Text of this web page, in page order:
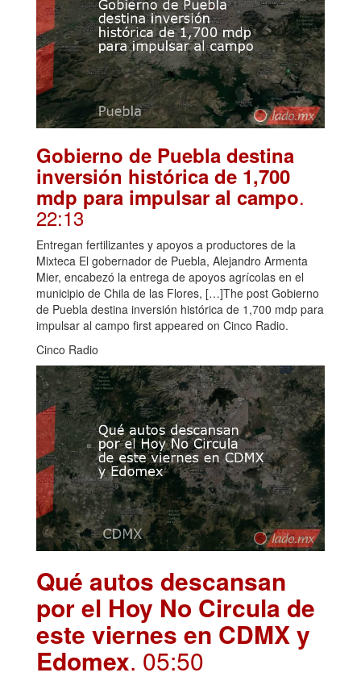
Gobierno de Puebla destina
inversión histórica de 1,700
mdp para impulsar al campo.
22:13
Entregan fertilizantes y apoyos a productores de la
Mixteca El gobernador de Puebla, Alejandro Armenta
Mier, encabezó la entrega de apoyos agrícolas en el
municipio de Chila de las Flores, […]The post Gobierno
de Puebla destina inversión histórica de 1,700 mdp para
impulsar al campo first appeared on Cinco Radio.
Cinco Radio
Qué autos descansan
por el Hoy No Circula de
este viernes en CDMX y
Edomex. 05:50